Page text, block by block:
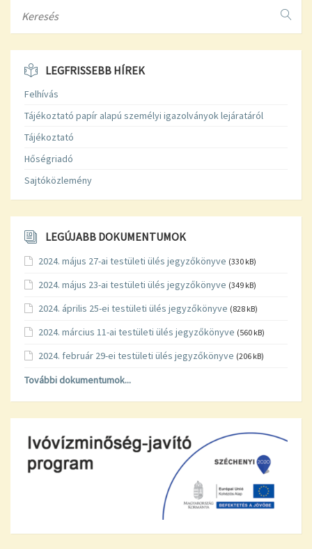
LEGFRISSEBB HÍREK
Felhívás
Tájékoztató papír alapú személyi igazolványok lejáratáról
Tájékoztató
Hőségriadó
Sajtóközlemény
LEGÚJABB DOKUMENTUMOK
2024. május 27-ai testületi ülés jegyzőkönyve (330 kB)
2024. május 23-ai testületi ülés jegyzőkönyve (349 kB)
2024. április 25-ei testületi ülés jegyzőkönyve (828 kB)
2024. március 11-ai testületi ülés jegyzőkönyve (560 kB)
2024. február 29-ei testületi ülés jegyzőkönyve (206 kB)
További dokumentumok...